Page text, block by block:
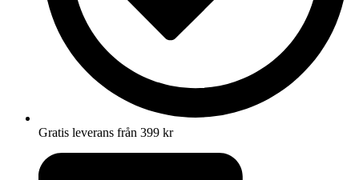
Gratis leverans från 399 kr